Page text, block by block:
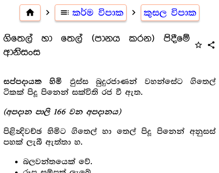
home navigate_next toc කර්ම විපාක navigate_next කුසල විපාක
ගිතෙල් හා තෙල් (පානය කරන) පිදීමේ
ආනිසංස
star_outline share
සප්පදායක හිමි ඵුස්ස බුදුරජාණන් වහන්සේට ගිතෙල්
ටිකක් පිදූ පිනෙන් සක්විති රජ වී ඇත.
(අපදාන පාලි 166 වන අපදානය)
පිළින්‍දිවච්ඡ හිමිට ගිතෙල් හා තෙල් පිදූ පිනෙන් අනුසස්
පහක් ලැබී ඇත්තා හ.
බලවන්තයෙක් වේ.